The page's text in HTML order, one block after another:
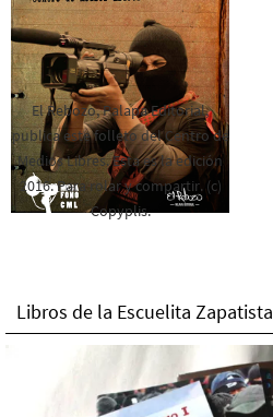
El Rebozo, Palapa Editorial,
publica este folleto del Centro de
Medios Libres. Esta es la edición
2016. Para rolar y compartir. (c)
Copyplis.
Libros de la Escuelita Zapatista